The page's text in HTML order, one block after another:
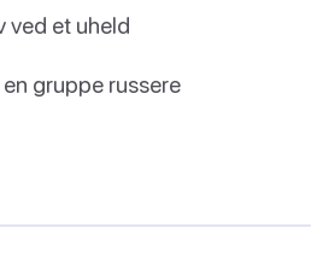
ved et uheld
gruppe russere